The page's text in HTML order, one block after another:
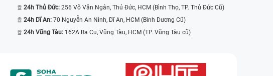
24h Thủ Đức: 256 Võ Văn Ngân, Thủ Đức, HCM (Bình Thọ, TP. Thủ Đức Cũ)
24h Dĩ An: 70 Nguyễn An Ninh, Dĩ An, HCM (Bình Dương Cũ)
24h Vũng Tàu: 162A Ba Cu, Vũng Tàu, HCM (TP. Vũng Tàu cũ)